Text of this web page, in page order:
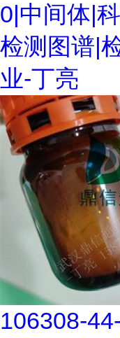
0|中间体|
检测图谱|
业-丁亮
106308-